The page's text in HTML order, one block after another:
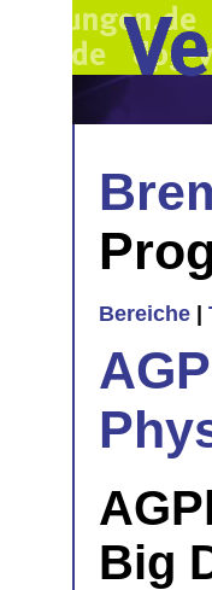
Bereiche
Big